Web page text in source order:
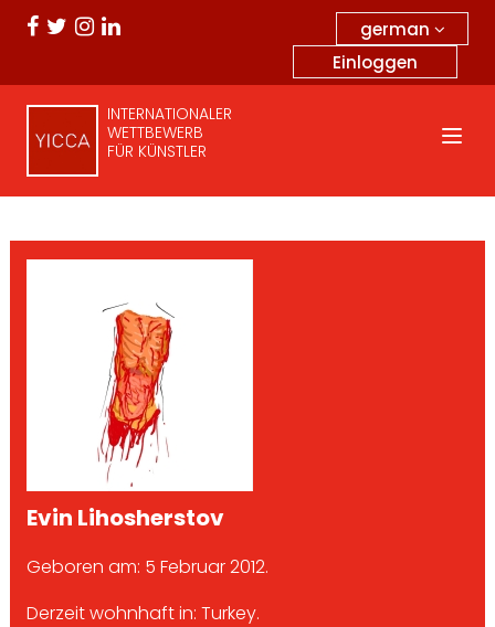
german
Einloggen
INTERNATIONALER
WETTBEWERB
FÜR KÜNSTLER
Evin Lihosherstov
Geboren am: 5 Februar 2012.
Derzeit wohnhaft in: Turkey.